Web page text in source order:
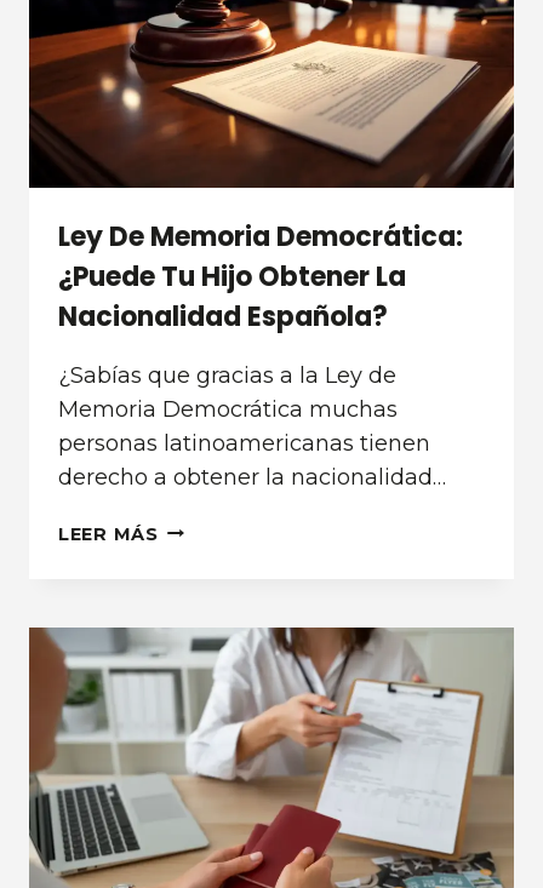
Ley De Memoria Democrática:
¿Puede Tu Hijo Obtener La
Nacionalidad Española?
¿Sabías que gracias a la Ley de
Memoria Democrática muchas
personas latinoamericanas tienen
derecho a obtener la nacionalidad…
LEER MÁS LEY
¿PUEDE
TU
HIJO
OBTENER
NACIONALIDAD
ESPAÑOLA?